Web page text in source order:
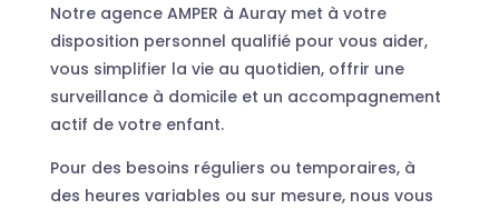
Notre agence AMPER à Auray met à votre
disposition personnel qualifié pour vous aider,
vous simplifier la vie au quotidien, offrir une
surveillance à domicile et un accompagnement
actif de votre enfant.
Pour des besoins réguliers ou temporaires, à
des heures variables ou sur mesure, nous vous